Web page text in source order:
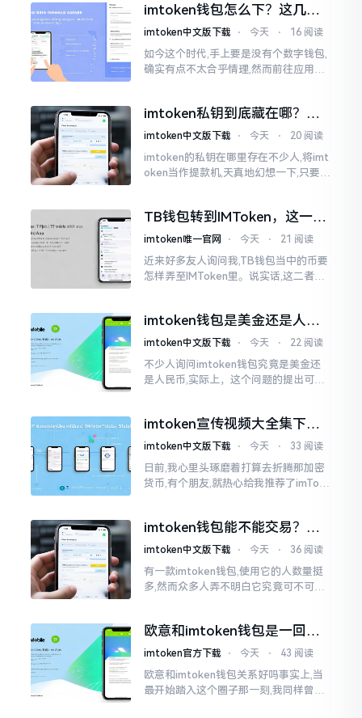
堆币
imtoken钱包怎么下？这几种
靠谱路子别走歪
imtoken中文版下载 ⋅ 今天 ⋅ 16 阅读
如今这个时代,手上要是没有个数字钱包,
确实有点不太合乎情理,然而前往应用商
似乎相似
imtoken私钥到底藏在哪？别
慌，找对地方才安心
imtoken中文版下载 ⋅ 今天 ⋅ 20 阅读
imtoken的私钥在哪里存在不少人,将imt
oken当作提款机,天真地幻想一下,只要把
TB钱包转到IMToken，这一步
别走错
imtoken唯一官网 ⋅ 今天 ⋅ 21 阅读
近来好多友人询问我,TB钱包当中的币要
怎样弄至IMToken里。说实话,这二者皆
就迷糊了
imtoken钱包是美金还是人民
币？其实它是个“多面手”
imtoken中文版下载 ⋅ 今天 ⋅ 22 阅读
不少人询问imtoken钱包究竟是美金还
是人民币,实际上，这个问题的提出可谓
一个“钱包”而已
imtoken宣传视频大全集下
载，新手看完就懂怎么用
imtoken中文版下载 ⋅ 今天 ⋅ 33 阅读
日前,我心里头琢磨着打算去折腾那加密
货币,有个朋友,就热心给我推荐了imTok
imtoken钱包能不能交易？一
文说清楚
imtoken中文版下载 ⋅ 今天 ⋅ 36 阅读
有一款imtoken钱包,使用它的人数量挺
多,然而众多人弄不明白它究竟可不可以
存钱罐与菜市场那般
欧意和imtoken钱包是一回事
吗？搞清楚了再装钱包
imtoken官方下载 ⋅ 今天 ⋅ 43 阅读
欧意和imtoken钱包关系好吗事实上,当
最开始踏入这个圈子那一刻,我同样曾因